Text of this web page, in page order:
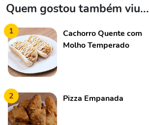
Quem gostou também viu...
1
Cachorro Quente com
Molho Temperado
2 Pizza Empanada